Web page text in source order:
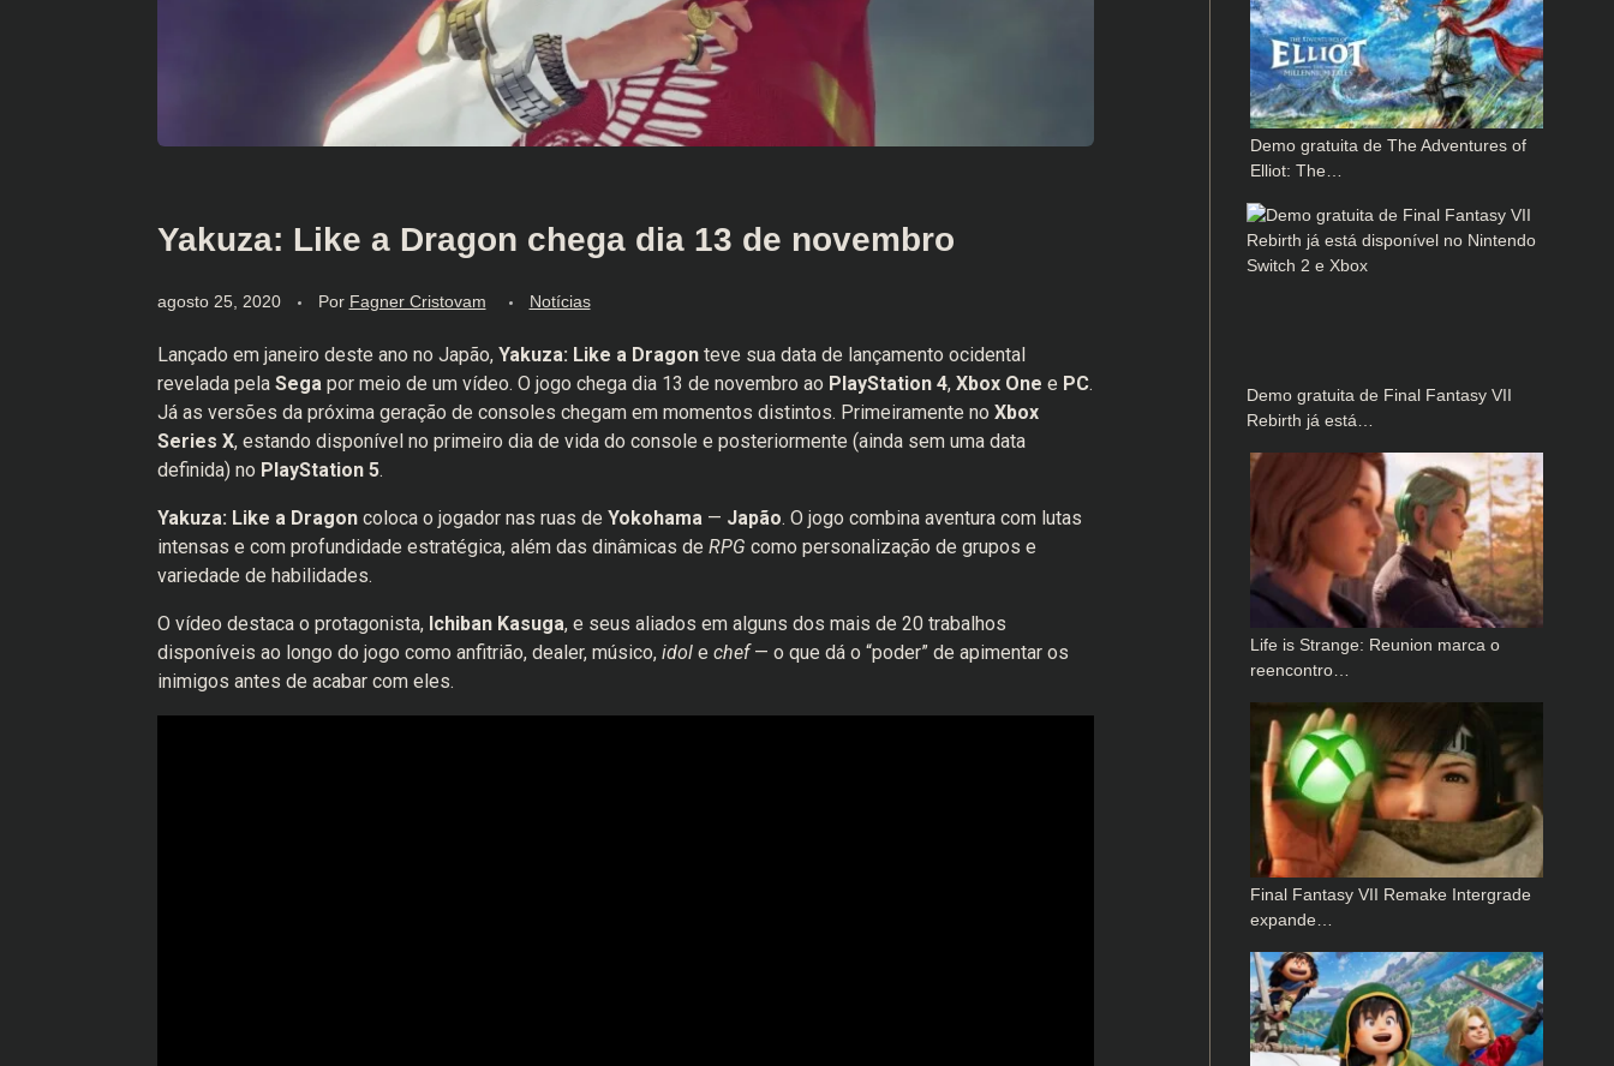
Yakuza: Like a Dragon chega dia 13 de novembro
agosto 25, 2020 Por Fagner Cristovam Notícias
Lançado em janeiro deste ano no Japão, Yakuza: Like a Dragonteve sua data de lançamento ocidental
revelada pela Segapor meio de um vídeo. O jogo chega dia 13 de novembro ao PlayStation 4, Xbox One e PC.
Já as versões da próxima geração de consoles chegam em momentos distintos. Primeiramente no Xbox
Series X, estando disponível no primeiro dia de vida do console e posteriormente (ainda sem uma data
definida) no PlayStation 5.
Yakuza: Like a Dragoncoloca o jogador nas ruas de Yokohama— Japão. O jogo combina aventura com lutas
intensas e com profundidade estratégica, além das dinâmicas de RPG como personalização de grupos e
variedade de habilidades.
O vídeo destaca o protagonista, Ichiban Kasuga, e seus aliados em alguns dos mais de 20 trabalhos
disponíveis ao longo do jogo como anfitrião, dealer, músico, idole chef— o que dá o “poder” de apimentar os
inimigos antes de acabar com eles.
Demo gratuita de The Adventures of
Elliot: The…
Demo gratuita de Final Fantasy VII
Rebirth já está…
Life is Strange: Reunion marca o
reencontro…
Final Fantasy VII Remake Intergrade
expande…